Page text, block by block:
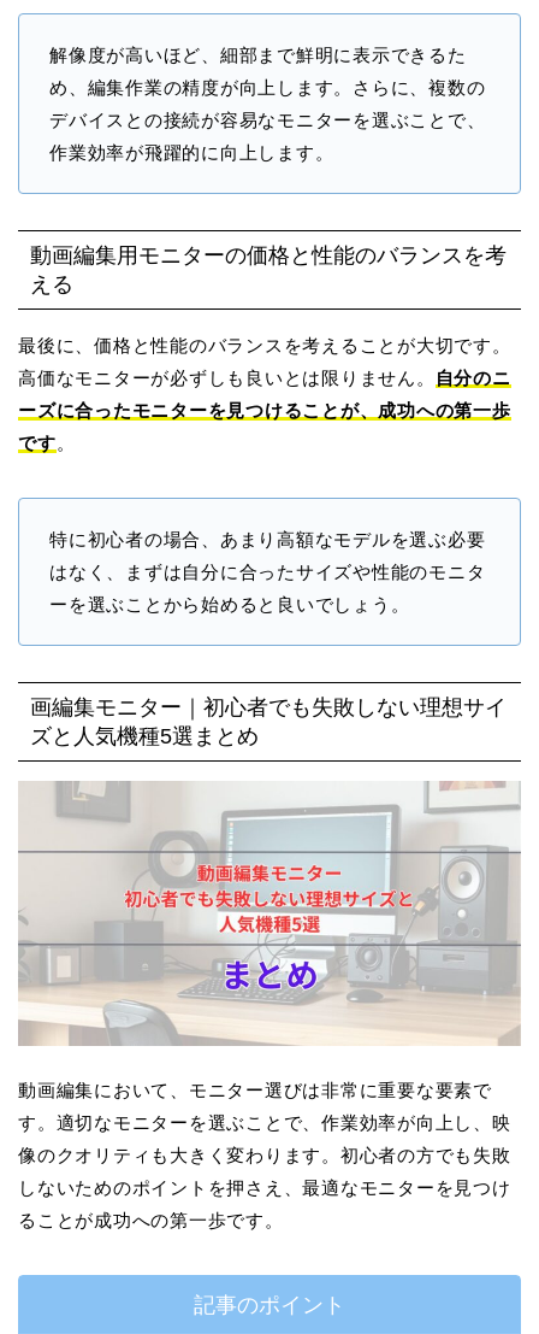
解像度が高いほど、細部まで鮮明に表示できるた
め、編集作業の精度が向上します。さらに、複数の
デバイスとの接続が容易なモニターを選ぶことで、
作業効率が飛躍的に向上します。
動画編集用モニターの価格と性能のバランスを考
える
最後に、価格と性能のバランスを考えることが大切です。
高価なモニターが必ずしも良いとは限りません。
自分のニ
ーズに合ったモニターを見つけることが、成功への第一歩
です。
特に初心者の場合、あまり高額なモデルを選ぶ必要
はなく、まずは自分に合ったサイズや性能のモニタ
ーを選ぶことから始めると良いでしょう。
画編集モニター｜初心者でも失敗しない理想サイ
ズと人気機種5選まとめ
動画編集において、モニター選びは非常に重要な要素で
す。適切なモニターを選ぶことで、作業効率が向上し、映
像のクオリティも大きく変わります。初心者の方でも失敗
しないためのポイントを押さえ、最適なモニターを見つけ
ることが成功への第一歩です。
記事のポイント